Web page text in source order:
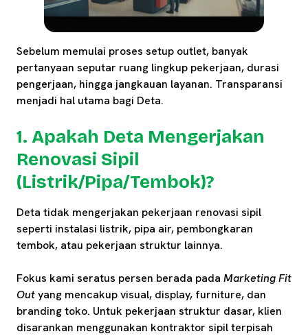
Sebelum memulai proses setup outlet, banyak
pertanyaan seputar ruang lingkup pekerjaan, durasi
pengerjaan, hingga jangkauan layanan. Transparansi
menjadi hal utama bagi Deta.
1. Apakah Deta Mengerjakan
Renovasi Sipil
(Listrik/Pipa/Tembok)?
Deta tidak mengerjakan pekerjaan renovasi sipil
seperti instalasi listrik, pipa air, pembongkaran
tembok, atau pekerjaan struktur lainnya.
Fokus kami seratus persen berada pada Marketing Fit
Outyang mencakup visual, display, furniture, dan
branding toko. Untuk pekerjaan struktur dasar, klien
disarankan menggunakan kontraktor sipil terpisah